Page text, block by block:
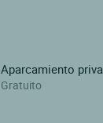
Aparcamiento
Gratuito